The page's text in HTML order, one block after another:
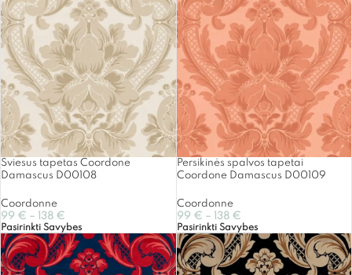
Šviesus tapetas Coordone
Damascus D00108
Coordonne
99 € – 138 €
Pasirinkti Savybes
Persikinės spalvos tapetai
Coordone Damascus D00109
Coordonne
99 € – 138 €
Pasirinkti Savybes